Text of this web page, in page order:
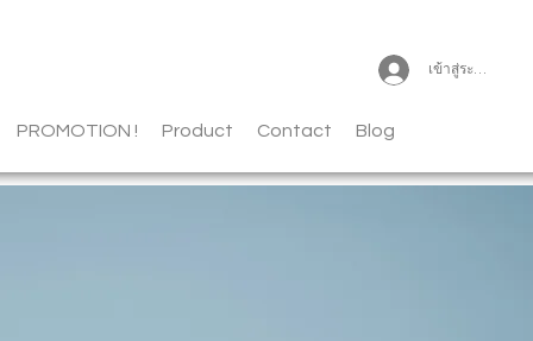
เข้าสู่ระบบ
PROMOTION ! Product Contact Blog